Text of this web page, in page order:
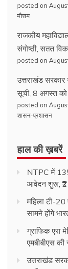
posted on
मौसम
राजकीय
संगोष्ठी, सतत
posted on
उत्तराखंड सरकार
सूची, 8 अगस्त को
posted on
शासन-प्रशासन
हाल की ख़बरें
NTPC में
आवेदन शुरू,
महिला टी-
सामने होंगे
ग्राफिक एरा
एमबीबीएस
उत्तराखंड